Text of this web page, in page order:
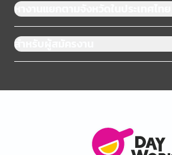
หางานแยกตามจังหวัดในประเทศไทย
สำหรับผู้สมัครงาน